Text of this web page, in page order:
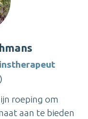
roeping om
aan te bieden